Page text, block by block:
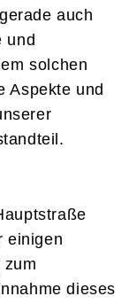
auch
und
solchen
Aspekte und
einigen
zum
dieses